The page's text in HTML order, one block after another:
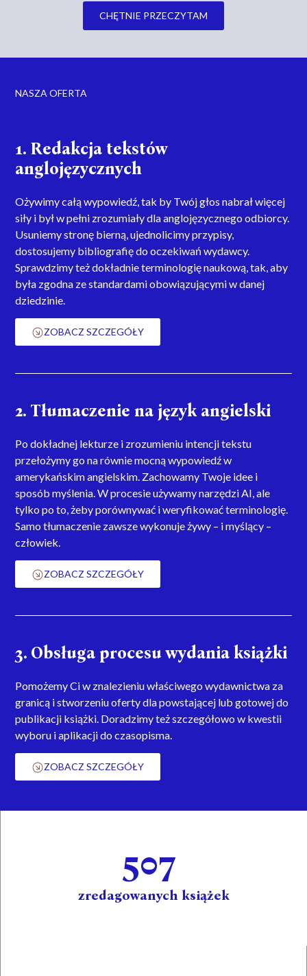
CHĘTNIE PRZECZYTAM
NASZA OFERTA
1. Redakcja tekstów
anglojęzycznych
Ożywimy całą wypowiedź, tak by Twój głos nabrał więcej
siły i był w pełni zrozumiały dla anglojęzycznego odbiorcy.
Usuniemy stronę bierną, ujednolicimy przypisy,
dostosujemy bibliografię do oczekiwań wydawcy.
Sprawdzimy też dokładnie terminologię naukową, tak, aby
była zgodna ze standardami obowiązującymi w danej
dziedzinie.
ZOBACZ SZCZEGÓŁY
2. Tłumaczenie na język angielski
Po dokładnej lekturze i zrozumieniu intencji tekstu
przełożymy go na równie mocną wypowiedź w
amerykańskim angielskim. Zachowamy Twoje idee i
sposób myślenia.W procesie używamy narzędzi AI, ale
tylko po to, żeby porównywać i weryfikować terminologię.
Samo tłumaczenie zawsze wykonuje żywy – i myślący –
człowiek.
ZOBACZ SZCZEGÓŁY
3. Obsługa procesu wydania książki
Pomożemy Ci w znalezieniu właściwego wydawnictwa za
granicą i stworzeniu oferty dla powstającej lub gotowej do
publikacji książki. Doradzimy też szczegółowo w kwestii
wyboru i aplikacji do czasopisma.
ZOBACZ SZCZEGÓŁY
zredagowanych książek
507